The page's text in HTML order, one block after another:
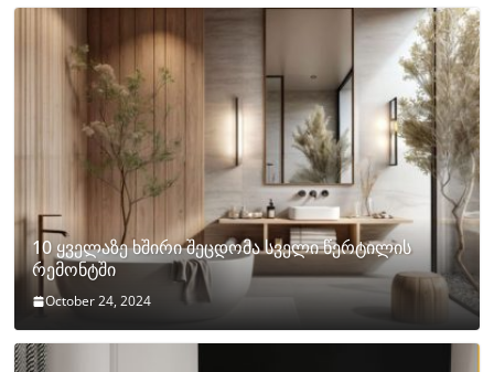
10 ყველაზე ხშირი შეცდომა სველი წერტილის
რემონტში
October 24, 2024